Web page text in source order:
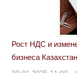
Рост НДС и
бизнеса